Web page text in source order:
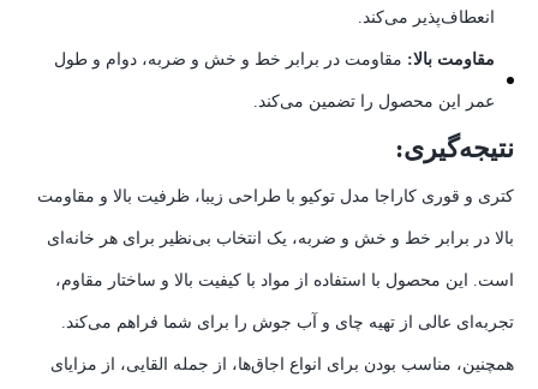
انعطاف‌پذیر می‌کند.
مقاومت بالا: مقاومت در برابر خط و خش و ضربه، دوام و طول
عمر این محصول را تضمین می‌کند.
نتیجه‌گیری:
کتری و قوری کاراجا مدل توکیو با طراحی زیبا، ظرفیت بالا و مقاومت
بالا در برابر خط و خش و ضربه، یک انتخاب بی‌نظیر برای هر خانه‌ای
است. این محصول با استفاده از مواد با کیفیت بالا و ساختار مقاوم،
تجربه‌ای عالی از تهیه چای و آب جوش را برای شما فراهم می‌کند.
همچنین، مناسب بودن برای انواع اجاق‌ها، از جمله القایی، از مزایای